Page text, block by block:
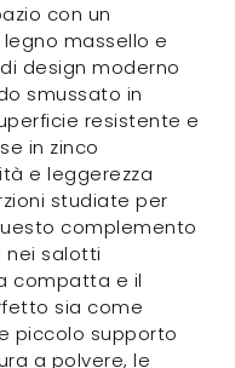
con un
massello e
design moderno
smussato in
resistente e
in zinco
e leggerezza
studiate per
complemento
nei salotti
compatta e il
sia come
piccolo supporto
a polvere, le